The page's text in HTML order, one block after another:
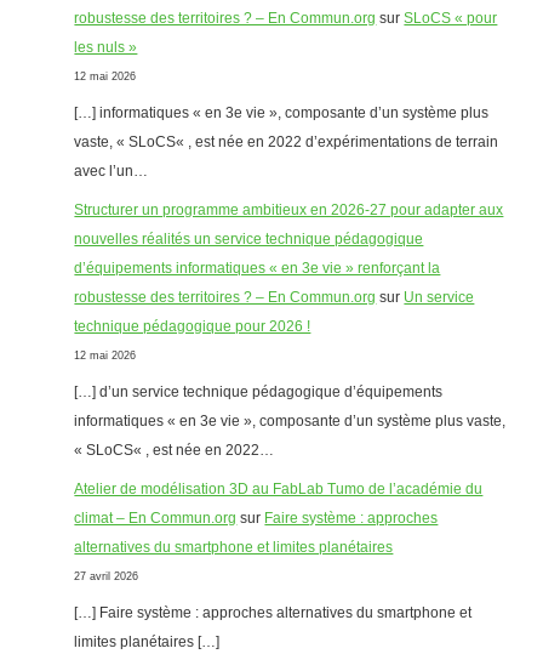
robustesse des territoires ? – En Commun.org surSLoCS « pour
les nuls »
12 mai 2026
[…] informatiques « en 3e vie », composante d’un système plus
vaste, « SLoCS« , est née en 2022 d’expérimentations de terrain
avec l’un…
Structurer un programme ambitieux en 2026-27 pour adapter aux
nouvelles réalités un service technique pédagogique
d’équipements informatiques « en 3e vie » renforçant la
robustesse des territoires ? – En Commun.org sur Un service
technique pédagogique pour 2026 !
12 mai 2026
[…] d’un service technique pédagogique d’équipements
informatiques « en 3e vie », composante d’un système plus vaste,
« SLoCS« , est née en 2022…
Atelier de modélisation 3D au FabLab Tumo de l’académie du
climat – En Commun.org sur Faire système : approches
alternatives du smartphone et limites planétaires
27 avril 2026
[…] Faire système : approches alternatives du smartphone et
limites planétaires […]